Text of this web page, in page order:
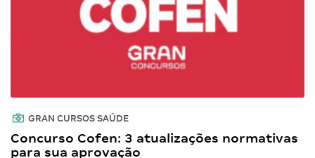
GRAN CURSOS SAÚDE
Concurso Cofen: 3 atualizações normativas
para sua aprovação